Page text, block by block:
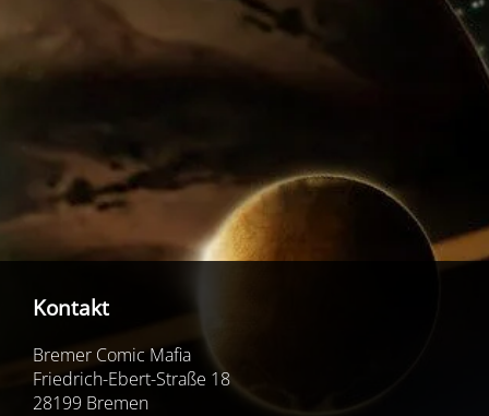
Kontakt
Bremer Comic Mafia
Friedrich-Ebert-Straße 18
28199 Bremen